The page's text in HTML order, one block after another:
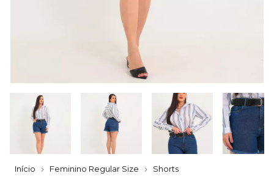
Início Feminino Regular Size Shorts